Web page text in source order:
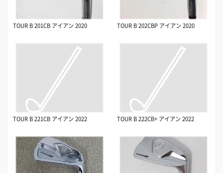
TOUR B 201CB アイアン 2020 TOUR B 202CBP アイアン 2020
TOUR B 221CB アイアン 2022 TOUR B 222CB+ アイアン 2022